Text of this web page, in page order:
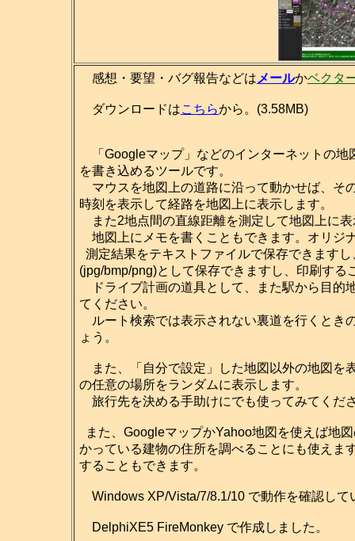
感想・要望・バグ報告などは メールかベクタ
ダウンロードはこちらから。(3.58MB)
「Googleマップ」などのインターネットの地
を書き込めるツールです。
マウスを地図上の道路に沿って動かせば、そ
時刻を表示して経路を地図上に表示します。
また2地点間の直線距離を測定して地図上に
地図上にメモを書くこともできます。オリジ
測定結果をテキストファイルで保存できます
(jpg/bmp/png)として保存できますし、印刷する
ドライブ計画の道具として、また駅から目的
てください。
ルート検索では表示されない裏道を行くとき
ょう。
また、「自分で設定」した地図以外の地図を
の任意の場所をランダムに表示します。
旅行先を決める手助けにでも使ってみてくだ
また、GoogleマップかYahoo地図を使えば地
かっている建物の住所を調べることにも使えま
することもできます。
Windows XP/Vista/7/8.1/10 で動作を確認して
DelphiXE5 FireMonkey で作成しました。